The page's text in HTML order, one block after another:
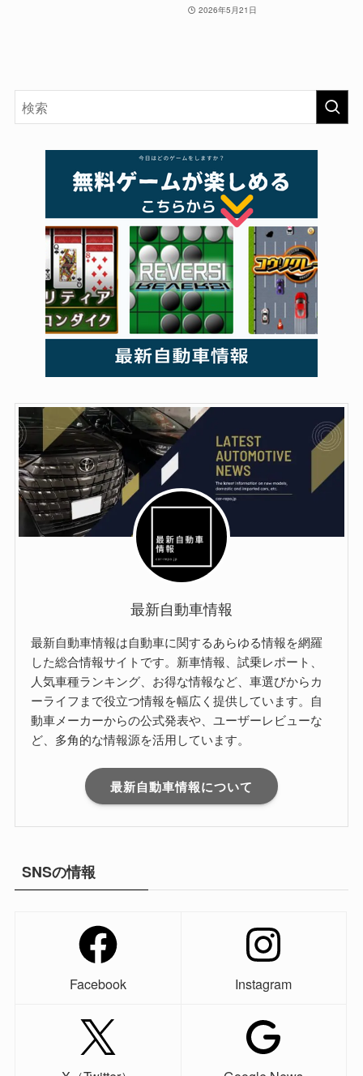
2026年5月21日
最新自動車情報
最新自動車情報は自動車に関するあらゆる情報を網羅
した総合情報サイトです。新車情報、試乗レポート、
人気車種ランキング、お得な情報など、車選びからカ
ーライフまで役立つ情報を幅広く提供しています。自
動車メーカーからの公式発表や、ユーザーレビューな
ど、多角的な情報源を活用しています。
最新自動車情報について
SNSの情報
Facebook Instagram